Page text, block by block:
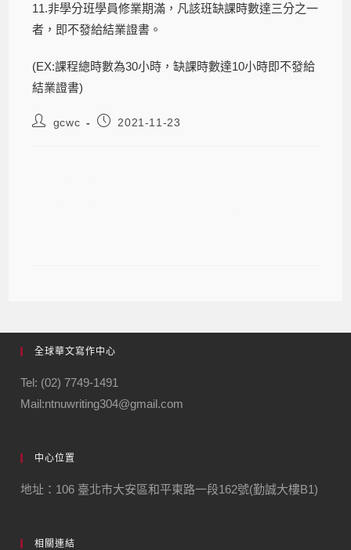
11.非學分班學員修業期滿，凡該班缺課時數達三分之一
者，即不發給結業證書。
(EX:課程總時數為30小時，缺課時數達10小時即不發給
結業證書)
gcwc 2021-11-23
全球華文寫作中心
Tel: (02) 7749-1491
Mail:ntnuwriting304@gmail.com
中心位置
地址：106 臺北市大安區和平東路一段162號(勤誠大樓B1)
相關連結